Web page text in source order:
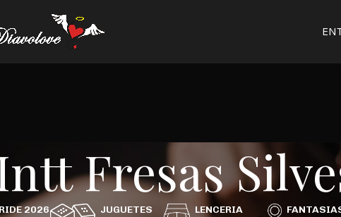
Fresas
2026 JUGUETES LENCERIA